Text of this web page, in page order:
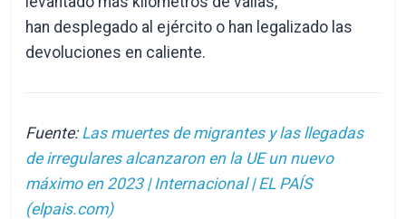
han desplegado al ejército o han legalizado las
devoluciones en caliente.
Fuente:Las muertes de migrantes y las llegadas
de irregulares alcanzaron en la UE un nuevo
máximo en 2023 | Internacional | EL PAÍS
(elpais.com)